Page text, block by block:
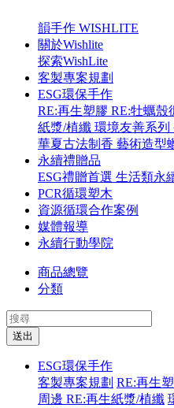
韻手作 WISHLITE
關於Wishlite
探索WishLite
客製專案規劃
ESG環保手作
RE:再生塑膠 RE:牡蠣殼
紙漿/植纖 環境友善系列
華夏古法制香 藝術造型
永續禮贈品
ESG禮贈首選 生活類永
PCR循環塑木
資源循環合作案例
媒體報導
永續行動學院
商品總覽
分類
送出
ESG環保手作
客製專案規劃 RE:再生
周邊 RE:再生紙漿/植纖